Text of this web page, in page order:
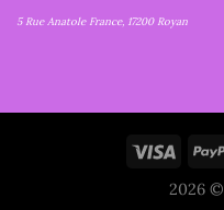
5 Rue Anatole France, 17200 Royan
2026 ©